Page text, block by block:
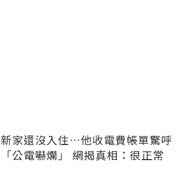
新家還沒入住…他收電費帳單驚呼
「公電嚇爛」 網揭真相：很正常